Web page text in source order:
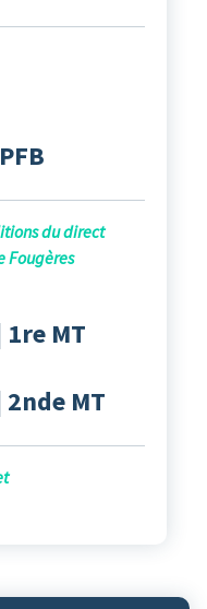
du direct
Fougères
1re MT
2nde MT